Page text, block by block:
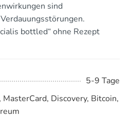
sind
bottled“ ohne Rezept
5-9 Tage
MasterCard, Discovery, Bitcoin,